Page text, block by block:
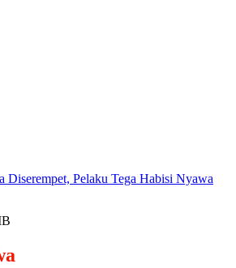
Diserempet, Pelaku Tega Habisi Nyawa